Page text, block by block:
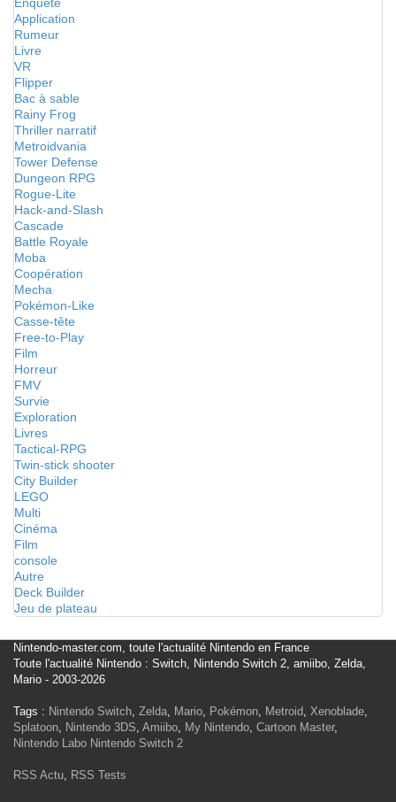
Application
Rumeur
Livre
VR
Flipper
Bac à sable
Rainy Frog
Thriller narratif
Metroidvania
Tower Defense
Dungeon RPG
Rogue-Lite
Hack-and-Slash
Cascade
Battle Royale
Moba
Coopération
Mecha
Pokémon-Like
Casse-tête
Free-to-Play
Film
Horreur
FMV
Survie
Exploration
Livres
Tactical-RPG
Twin-stick shooter
City Builder
LEGO
Multi
Cinéma
Film
console
Autre
Deck Builder
Jeu de plateau
Nintendo-master.com, toute l'actualité Nintendo en France
Toute l'actualité Nintendo : Switch, Nintendo Switch 2, amiibo, Zelda,
Mario - 2003-2026
Tags : Nintendo Switch, Zelda, Mario, Pokémon, Metroid, Xenoblade,
Splatoon, Nintendo 3DS, Amiibo, My Nintendo, Cartoon Master,
Nintendo Labo Nintendo Switch 2
RSS Actu, RSS Tests